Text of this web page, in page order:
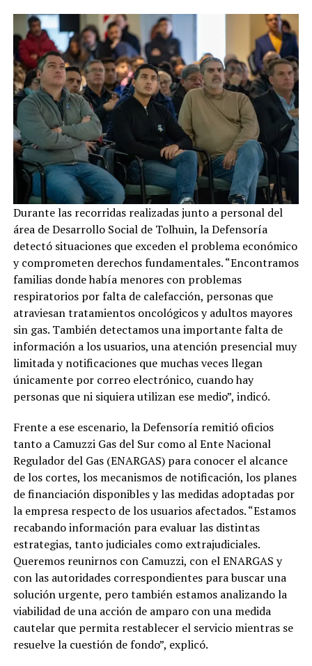
Durante las recorridas realizadas junto a personal del
área de Desarrollo Social de Tolhuin, la Defensoría
detectó situaciones que exceden el problema económico
y comprometen derechos fundamentales. “Encontramos
familias donde había menores con problemas
respiratorios por falta de calefacción, personas que
atraviesan tratamientos oncológicos y adultos mayores
sin gas. También detectamos una importante falta de
información a los usuarios, una atención presencial muy
limitada y notificaciones que muchas veces llegan
únicamente por correo electrónico, cuando hay
personas que ni siquiera utilizan ese medio”, indicó.
Frente a ese escenario, la Defensoría remitió oficios
tanto a Camuzzi Gas del Sur como al Ente Nacional
Regulador del Gas (ENARGAS) para conocer el alcance
de los cortes, los mecanismos de notificación, los planes
de financiación disponibles y las medidas adoptadas por
la empresa respecto de los usuarios afectados. “Estamos
recabando información para evaluar las distintas
estrategias, tanto judiciales como extrajudiciales.
Queremos reunirnos con Camuzzi, con el ENARGAS y
con las autoridades correspondientes para buscar una
solución urgente, pero también estamos analizando la
viabilidad de una acción de amparo con una medida
cautelar que permita restablecer el servicio mientras se
resuelve la cuestión de fondo”, explicó.